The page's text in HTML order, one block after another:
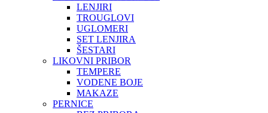
LENJIRI
TROUGLOVI
UGLOMERI
SET LENJIRA
ŠESTARI
LIKOVNI PRIBOR
TEMPERE
VODENE BOJE
MAKAZE
PERNICE